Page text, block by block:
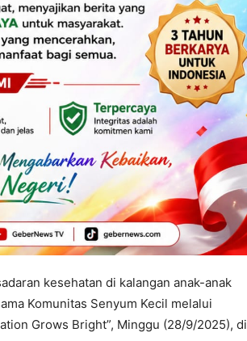
kesehatan di kalangan anak-anak
Komunitas Senyum Kecil melalui
Grows Bright”, Minggu (28/9/2025), di